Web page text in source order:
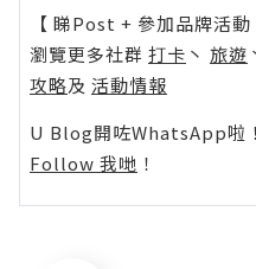
【 睇Post + 參加品牌活動
瀏覽更多社群 打卡 丶 旅遊
攻略及 活動情報
U Blog開咗WhatsApp啦
Follow 我哋 ！